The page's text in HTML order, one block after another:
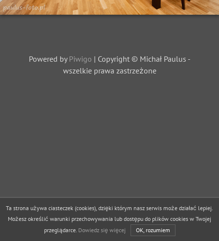
Powered by Piwigo | Copyright © Michał Paulus -
wszelkie prawa zastrzeżone
Ta strona używa ciasteczek (cookies), dzięki którym nasz serwis może działać lepiej.
Możesz określić warunki przechowywania lub dostępu do plików cookies w Twojej
przeglądarce. Dowiedz się więcej OK, rozumiem